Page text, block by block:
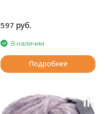
597 руб.
В наличии
Подробнее